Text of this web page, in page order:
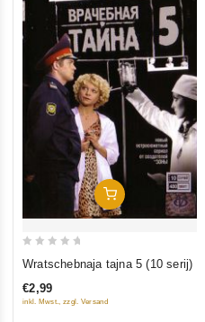
In Den Warenkorb
of
Wratschebnaja tajna 5 (10 serij)
€2,99
inkl. Mwst., zzgl. Versand